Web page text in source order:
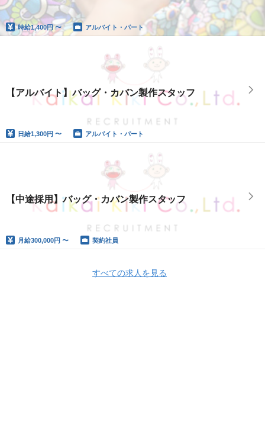
時給1,400円 〜 アルバイト・パート
【アルバイト】バッグ・カバン製作スタッフ
日給1,300円 〜 アルバイト・パート
【中途採用】バッグ・カバン製作スタッフ
月給300,000円 〜 契約社員
すべての求人を見る